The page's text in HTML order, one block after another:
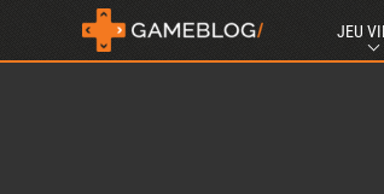
JEU